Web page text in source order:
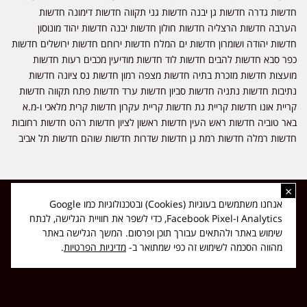
חדשות גדרה חדשות גן יבנה חדשות גני תקווה חדשות דימונה חדשות
הערבה חדשות הרצליה חדשות חולון חדשות יבנה חדשות יהוד מונוסון
חדשות יהודה ושומרון חדשות ים המלח חדשות ירוחם חדשות ירושלים חדשות
כפר סבא חדשות להבים חדשות לוד חדשות מודיעין מכבים רעות חדשות
מועצות חדשות מזכרת בתיה חדשות מצפה רמון חדשות נס ציונה חדשות
נתיבות חדשות נתניה חדשות סביון חדשות ערד חדשות פתח תקווה חדשות
קריית אונו חדשות קריית גת חדשות קריית עקרון חדשות קרית מלאכי ו-מ.א
באר טוביה חדשות ראש העין חדשות ראשון לציון חדשות רהט חדשות רחובות
חדשות רמלה חדשות רמת גן חדשות שדרות חדשות שוהם חדשות תל אביב
כל הזכויות שמורות ל-ליזה ללוצאשווילי - חדשות אפס שמונה - דיווחים בזמן
אמת, נוסד בשנת 2019 | טל' לפרסומים 054-9759222 מייל מערכת
news08.net@gmail.com
Made with ❤ byDIGITA
×
אנחנו משתמשים בעוגיות (Cookies) ובטכנולוגיות כמו Google
Analytics ו-Facebook Pixel, כדי לשפר את חוויית הגלישה, לנתח
שימוש באתר ולהתאים עבורך תוכן ופרסום. המשך הגלישה באתר
מהווה הסכמה לשימוש זה כפי שמתואר ב- מדיניות הפרטיות.